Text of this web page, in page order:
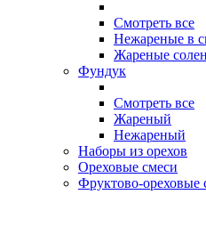
Смотреть все
Нежареные в
Жареные
Фундук
Смотреть все
Жареный
Нежареный
Наборы из орехов
Ореховые смеси
Фруктово-ореховые